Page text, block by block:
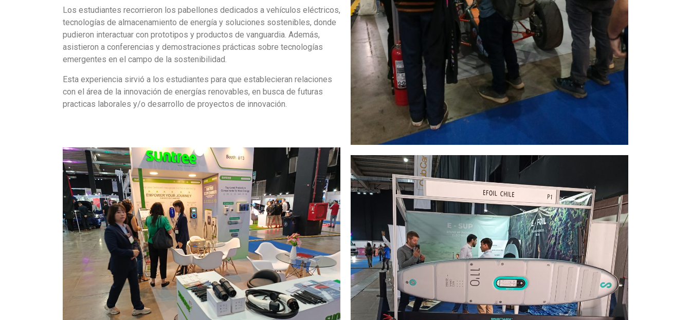
Los estudiantes recorrieron los pabellones dedicados a vehículos eléctricos,
tecnologías de almacenamiento de energía y soluciones sostenibles, donde
pudieron interactuar con prototipos y productos de vanguardia. Además,
asistieron a conferencias y demostraciones prácticas sobre tecnologías
emergentes en el campo de la sostenibilidad.
Esta experiencia sirvió a los estudiantes para que establecieran relaciones
con el área de la innovación de energías renovables, en busca de futuras
practicas laborales y/o desarrollo de proyectos de innovación.